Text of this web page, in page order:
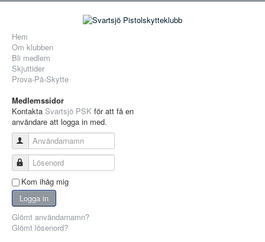
Hem
Om klubben
Bli medlem
Skjuttider
Prova-På-Skytte
Medlemssidor
Kontakta Svartsjö PSK för att få en
användare att logga in med.
Användarnamn
Lösenord
Kom ihåg mig
Logga in
Glömt användarnamn?
Glömt lösenord?